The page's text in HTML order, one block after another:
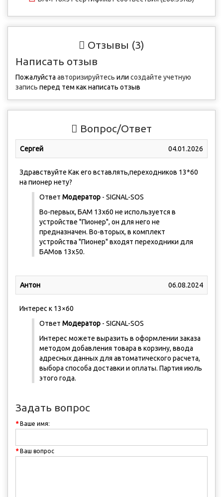
Отзывы (3)
Написать отзыв
Пожалуйста авторизируйтесь или создайте учетную
запись перед тем как написать отзыв
Вопрос/Ответ
Сергей 04.01.2026
Здравствуйте Как его вставлять,переходников 13*60
на пионер нету?
Ответ Модератор - SIGNAL-SOS
Во-первых, БАМ 13х60 не используется в
устройстве "Пионер", он для него не
предназначен. Во-вторых, в комплект
устройства "Пионер" входят переходники для
БАМов 13х50.
Антон 06.08.2024
Интерес к 13×60
Ответ Модератор - SIGNAL-SOS
Интерес можете выразить в оформлении заказа
методом добавления товара в корзину, ввода
адресных данных для автоматического расчета,
выбора способа доставки и оплаты. Партия июль
этого года.
Задать вопрос
Ваше имя:
Ваш вопрос